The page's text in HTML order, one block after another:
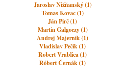
Jaroslav Nižňanský (1)
Tomas Kovac (1)
Ján Pirč (1)
Martin Galgoczy (1)
Andrej Majerník (1)
Vladislav Pečík (1)
Robert Vrablica (1)
Róbert Černák (1)